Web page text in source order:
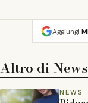
Aggiungi
Altro di News
NEWS